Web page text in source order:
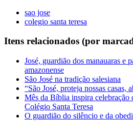
sao jose
colegio santa teresa
Itens relacionados (por
José, guardião dos manauaras e
amazonense
São José na tradição salesiana
“São José, proteja nossas casas,
Mês da Bíblia inspira celebração
Colégio Santa Teresa
O guardião do silêncio e da